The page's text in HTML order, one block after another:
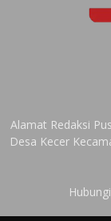
Alamat Redaksi
Desa Kecer